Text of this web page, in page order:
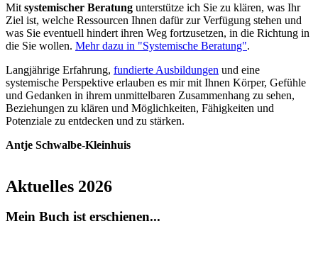
Mit systemischer Beratung unterstütze ich Sie zu klären, was Ihr
Ziel ist, welche Ressourcen Ihnen dafür zur Verfügung stehen und
was Sie eventuell hindert ihren Weg fortzusetzen, in die Richtung in
die Sie wollen. Mehr dazu in "Systemische Beratung".
Langjährige Erfahrung, fundierte Ausbildungen und eine
systemische Perspektive erlauben es mir mit Ihnen Körper, Gefühle
und Gedanken in ihrem unmittelbaren Zusammenhang zu sehen,
Beziehungen zu klären und Möglichkeiten, Fähigkeiten und
Potenziale zu entdecken und zu stärken.
Antje Schwalbe-Kleinhuis
Aktuelles 2026
Mein Buch ist erschienen...